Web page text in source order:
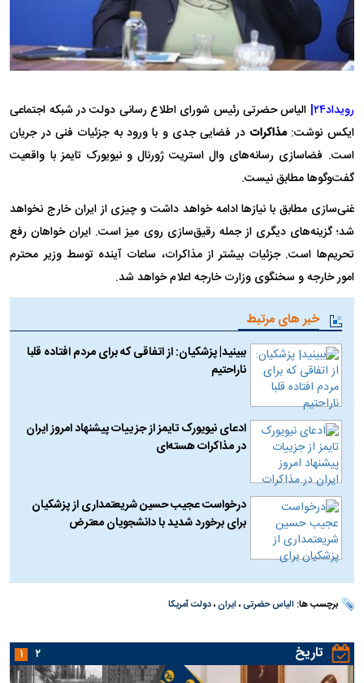
رویداد۲۴|
الیاس حضرتی رئیس شورای اطلاع رسانی دولت در شبکه اجتماعی
ایکس نوشت:مذاکرات در فضایی جدی و با ورود به جزئیات فنی در جریان
است. فضاسازی رسانه‌های وال استریت ژورنال و نیویورک تایمز با واقعیت
گفت‌وگوها مطابق نیست.
غنی‌سازی مطابق با نیازها ادامه خواهد داشت و چیزی از ایران خارج نخواهد
شد؛ گزینه‌های دیگری از جمله رقیق‌سازی روی میز است. ایران خواهان رفع
تحریم‌ها است. جزئیات بیشتر از مذاکرات، ساعات آینده توسط وزیر محترم
امور خارجه و سخنگوی وزارت خارجه اعلام خواهد شد.
خبر های مرتبط
ببینید| پزشکیان: از اتفاقی که برای مردم افتاده قلبا
ناراحتیم
ادعای نیویورک تایمز از جزییات پیشنهاد امروز ایران
در مذاکرات هسته‌ای
درخواست عجیب حسین شریعتمداری از پزشکیان
برای برخورد شدید با دانشجویان معترض
برچسب ها: الیاس حضرتی، ایران،دولت آمریکا
تاریخ ۱ ۲